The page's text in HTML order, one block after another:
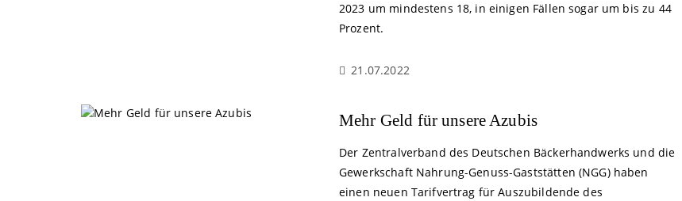
2023 um mindestens 18, in einigen Fällen sogar um bis zu 44
Prozent.
21.07.2022
Mehr Geld für unsere Azubis
Der Zentralverband des Deutschen Bäckerhandwerks und die
Gewerkschaft Nahrung-Genuss-Gaststätten (NGG) haben
einen neuen Tarifvertrag für Auszubildende des